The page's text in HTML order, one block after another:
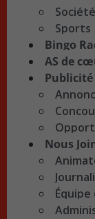
Société
Sports
Bingo
AS de
Publicité
Nous